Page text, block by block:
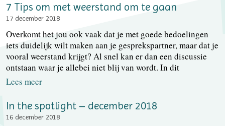
7 Tips om met weerstand om te gaan
17 december 2018
Overkomt het jou ook vaak dat je met goede bedoelingen
iets duidelijk wilt maken aan je gesprekspartner, maar dat je
vooral weerstand krijgt? Al snel kan er dan een discussie
ontstaan waar je allebei niet blij van wordt. In dit
Lees meer
In the spotlight – december 2018
16 december 2018